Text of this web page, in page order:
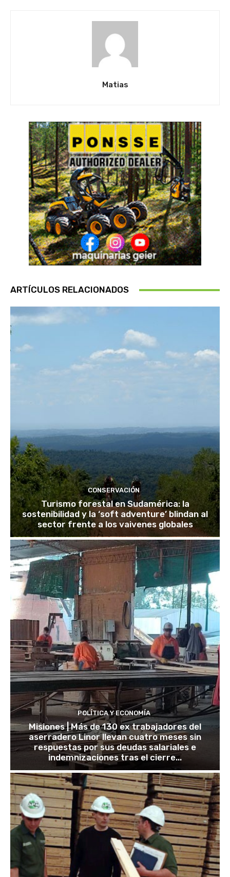
Matias
ARTÍCULOS RELACIONADOS
CONSERVACIÓN
Turismo forestal en Sudamérica: la
sostenibilidad y la ‘soft adventure’ blindan al
sector frente a los vaivenes globales
POLÍTICA Y ECONOMÍA
Misiones | Más de 130 ex trabajadores del
aserradero Linor llevan cuatro meses sin
respuestas por sus deudas salariales e
indemnizaciones tras el cierre...